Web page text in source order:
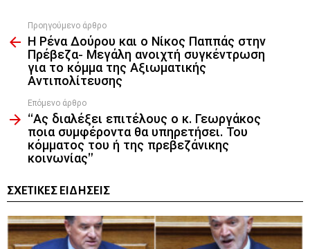
more
Προηγούμενο άρθρο
Η Ρένα Δούρου και ο Νίκος Παππάς στην
Πρέβεζα- Μεγάλη ανοιχτή συγκέντρωση
για το κόμμα της Αξιωματικής
Αντιπολίτευσης
Επόμενο άρθρο
“Ας διαλέξει επιτέλους ο κ. Γεωργάκος
ποια συμφέροντα θα υπηρετήσει. Του
κόμματος του ή της πρεβεζάνικης
κοινωνίας”
ΣΧΕΤΙΚΈΣ ΕΙΔΉΣΕΙΣ